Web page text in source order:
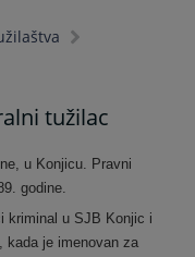
tužilac
u Konjicu. Pravni
godine.
kriminal u SJB Konjic i
kada je imenovan za